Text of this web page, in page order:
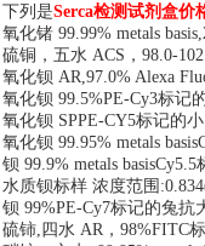
下列是Serca检测试剂盒价
氧化锗99.99% metals
硫铜，五水ACS，98.0-
氧化钡 AR,97.0% Alexa
氧化钡 99.5%PE-Cy3标记
氧化钡 SPPE-CY5标记的
氧化钡 99.95% metals
钡 99.9% metals
水质钡标样 浓度范围
钡 99%PE-Cy7标记的兔抗
硫铈,四水 AR，98%FITC